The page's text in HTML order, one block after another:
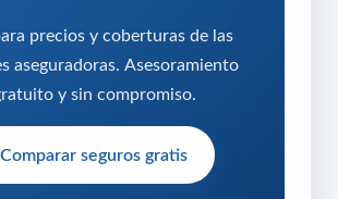
precios y coberturas de las
aseguradoras. Asesoramiento
y sin compromiso.
Comparar seguros gratis